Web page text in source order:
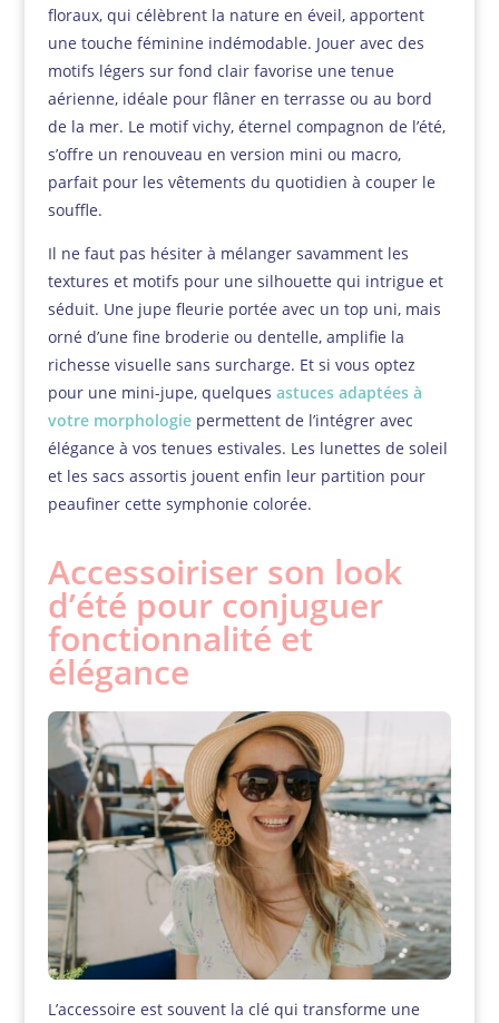
floraux, qui célèbrent la nature en éveil, apportent
une touche féminine indémodable. Jouer avec des
motifs légers sur fond clair favorise une tenue
aérienne, idéale pour flâner en terrasse ou au bord
de la mer. Le motif vichy, éternel compagnon de l’été,
s’offre un renouveau en version mini ou macro,
parfait pour les vêtements du quotidien à couper le
souffle.
Il ne faut pas hésiter à mélanger savamment les
textures et motifs pour une silhouette qui intrigue et
séduit. Une jupe fleurie portée avec un top uni, mais
orné d’une fine broderie ou dentelle, amplifie la
richesse visuelle sans surcharge. Et si vous optez
pour une mini-jupe, quelques astuces adaptées à
votre morphologiepermettent de l’intégrer avec
élégance à vos tenues estivales. Les lunettes de soleil
et les sacs assortis jouent enfin leur partition pour
peaufiner cette symphonie colorée.
Accessoiriser son look
d’été pour conjuguer
fonctionnalité et
élégance
L’accessoire est souvent la clé qui transforme une